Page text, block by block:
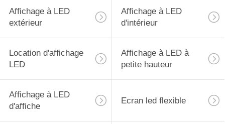
Affichage à LED
extérieur
Affichage à LED
d'intérieur
Location d'affichage
LED
Affichage à LED à
petite hauteur
Affichage à LED
d'affiche
Ecran led flexible